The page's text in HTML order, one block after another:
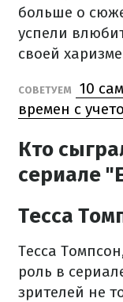
больше о
успели
своей
СОВЕТУЕМ
10
времен с
Кто
сериале
Тесса
Тесса
роль в
зрителей не